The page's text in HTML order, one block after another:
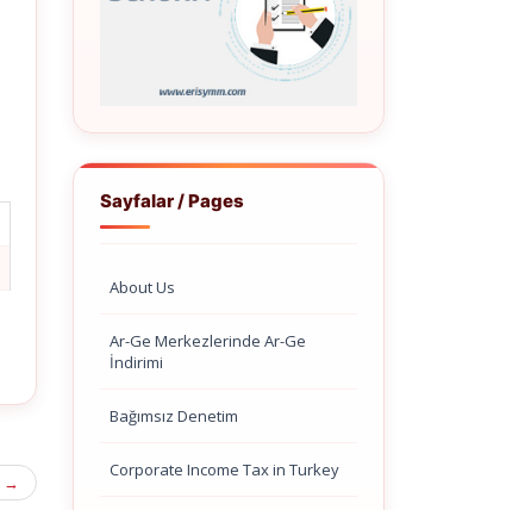
→
Sayfalar / Pages
About Us
Ar-Ge Merkezlerinde Ar-Ge
İndirimi
Bağımsız Denetim
Corporate Income Tax in Turkey